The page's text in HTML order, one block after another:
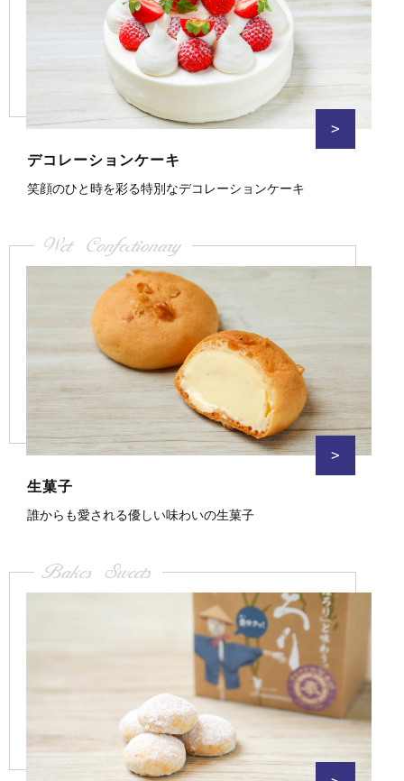
>
デコレーションケーキ
笑顔のひと時を彩る特別なデコレーションケーキ
Wet Confectionary
>
生菓子
誰からも愛される優しい味わいの生菓子
Bakes Sweets